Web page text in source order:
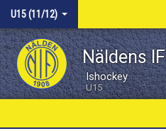
U15 (11/12)
Näldens IF
Ishockey
U15